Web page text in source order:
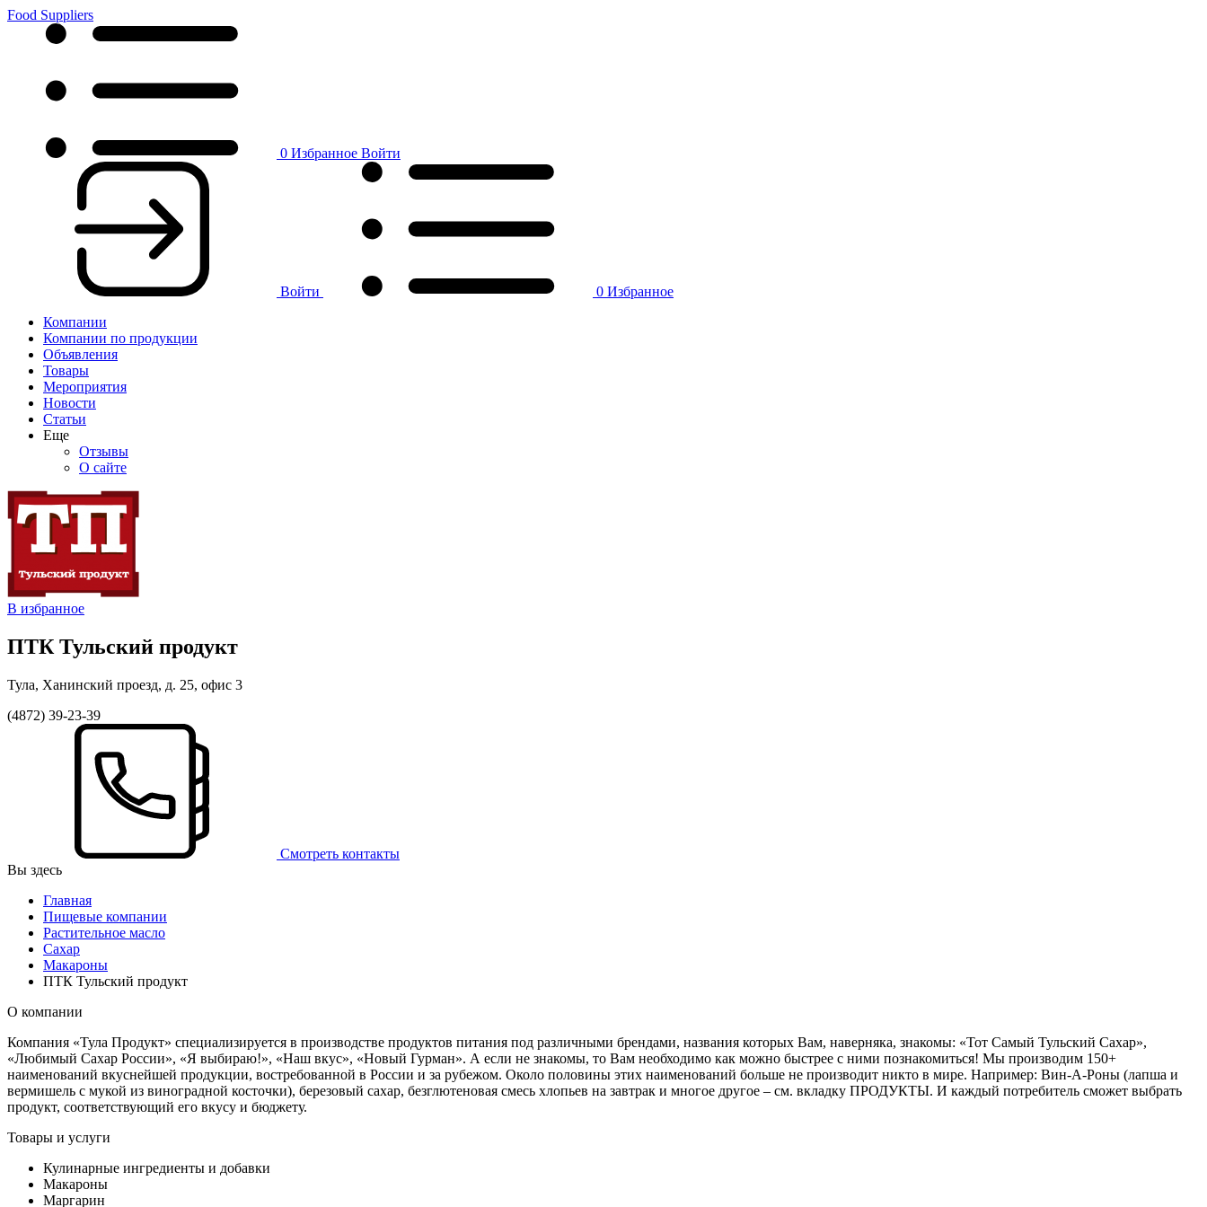
Food Suppliers
0 Избранное Войти
Войти 0 Избранное
Компании
Компании по продукции
Объявления
Товары
Мероприятия
Новости
Статьи
Еще
Отзывы
О сайте
В избранное
ПТК Тульский продукт
Тула, Ханинский проезд, д. 25, офис 3
(4872) 39-23-39
Смотреть контакты
Вы здесь
Главная
Пищевые компании
Растительное масло
Сахар
Макароны
ПТК Тульский продукт
О компании
Компания «Тула Продукт» специализируется в производстве продуктов питания под различными брендами, названия которых Вам, наверняка, знакомы: «Тот Самый Тульский Сахар»,
«Любимый Сахар России», «Я выбираю!», «Наш вкус», «Новый Гурман». А если не знакомы, то Вам необходимо как можно быстрее с ними познакомиться! Мы производим 150+
наименований вкуснейшей продукции, востребованной в России и за рубежом. Около половины этих наименований больше не производит никто в мире. Например: Вин-А-Роны (лапша и
вермишель с мукой из виноградной косточки), березовый сахар, безглютеновая смесь хлопьев на завтрак и многое другое – см. вкладку ПРОДУКТЫ. И каждый потребитель сможет выбрать
продукт, соответствующий его вкусу и бюджету.
Товары и услуги
Кулинарные ингредиенты и добавки
Макароны
Маргарин